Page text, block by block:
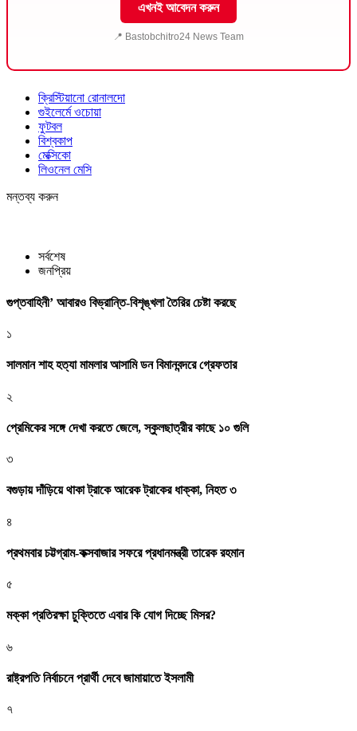
এখনই আবেদন করুন
📍 Bastobchitro24 News Team
ক্রিস্টিয়ানো রোনালদো
গুইলের্মে ওচোয়া
ফুটবল
বিশ্বকাপ
মেক্সিকো
লিওনেল মেসি
মন্তব্য করুন
সর্বশেষ
জনপ্রিয়
গুপ্তবাহিনী’ আবারও বিভ্রান্তি-বিশৃঙ্খলা তৈরির চেষ্টা করছে
১
সালমান শাহ হত্যা মামলার আসামি ডন বিমানবন্দরে গ্রেফতার
২
প্রেমিকের সঙ্গে দেখা করতে জেলে, স্কুলছাত্রীর কাছে ১০ গুলি
৩
বগুড়ায় দাঁড়িয়ে থাকা ট্রাকে আরেক ট্রাকের ধাক্কা, নিহত ৩
৪
প্রথমবার চট্টগ্রাম-কক্সবাজার সফরে প্রধানমন্ত্রী তারেক রহমান
৫
মক্কা প্রতিরক্ষা চুক্তিতে এবার কি যোগ দিচ্ছে মিসর?
৬
রাষ্ট্রপতি নির্বাচনে প্রার্থী দেবে জামায়াতে ইসলামী
৭